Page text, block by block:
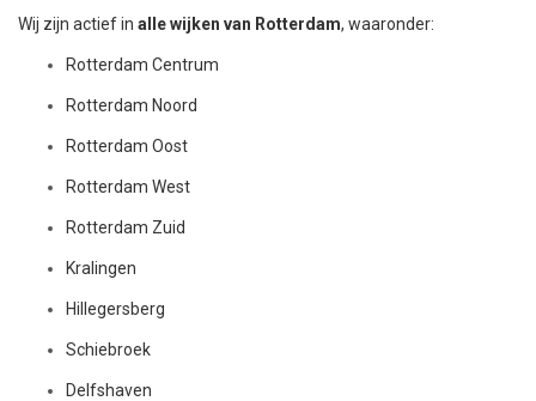
Wij zijn actief in alle wijken van Rotterdam, waaronder:
Rotterdam Centrum
Rotterdam Noord
Rotterdam Oost
Rotterdam West
Rotterdam Zuid
Kralingen
Hillegersberg
Schiebroek
Delfshaven